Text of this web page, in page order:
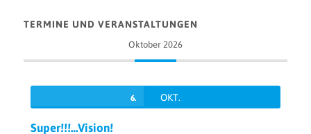
TERMINE UND VERANSTALTUNGEN
Oktober 2026
6. OKT.
Super!!!…Vision!